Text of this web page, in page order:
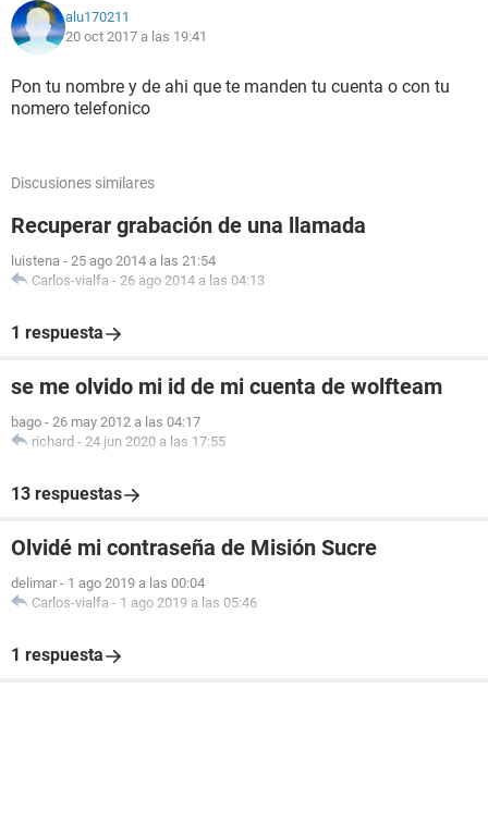
alu170211
20 oct 2017 a las 19:41
Pon tu nombre y de ahi que te manden tu cuenta o con tu
nomero telefonico
Discusiones similares
Recuperar grabación de una llamada
luistena - 25 ago 2014 a las 21:54
Carlos-vialfa - 26 ago 2014 a las 04:13
1 respuesta
se me olvido mi id de mi cuenta de wolfteam
bago - 26 may 2012 a las 04:17
richard - 24 jun 2020 a las 17:55
13 respuestas
Olvidé mi contraseña de Misión Sucre
delimar - 1 ago 2019 a las 00:04
Carlos-vialfa - 1 ago 2019 a las 05:46
1 respuesta